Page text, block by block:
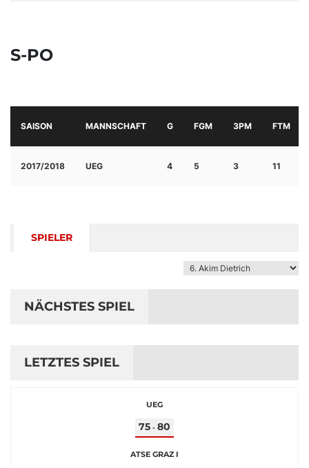
S-PO
SAISON MANNSCHAFT G FGM 3PM FTM
2017/2018 UEG 4 5 3 11
SPIELER
NÄCHSTES SPIEL
LETZTES SPIEL
UEG
75 - 80
ATSE GRAZ I